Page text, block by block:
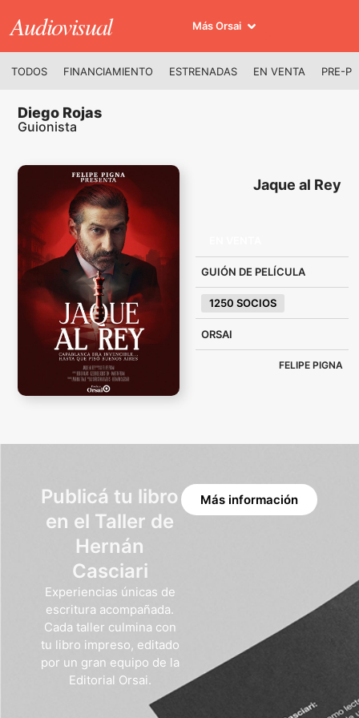
Audiovisual Más Orsai
TODOS FINANCIAMIENTO ESTRENADAS EN VENTA PRE-
Diego Rojas
Guionista
Jaque al Rey
GUIÓN DE PELÍCULA
1250 SOCIOS
ORSAI
FELIPE PIGNA
Publicá tu libro
en el Taller de
Hernán
Casciari
Experiencias únicas de
escritura acompañada.
Cada taller culmina con
tu libro impreso, editado
por un gran equipo de la
Editorial Orsai.
Más información